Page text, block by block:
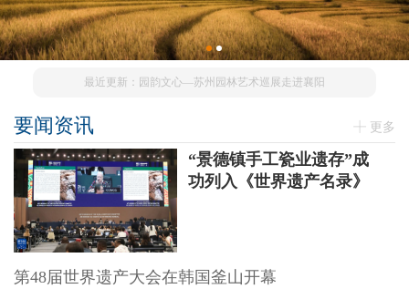
最近更新：园韵文心—苏州园林艺术巡展走进襄阳
要闻资讯 更多
“景德镇手工瓷业遗存”成
功列入《世界遗产名录》
第48届世界遗产大会在韩国釜山开幕